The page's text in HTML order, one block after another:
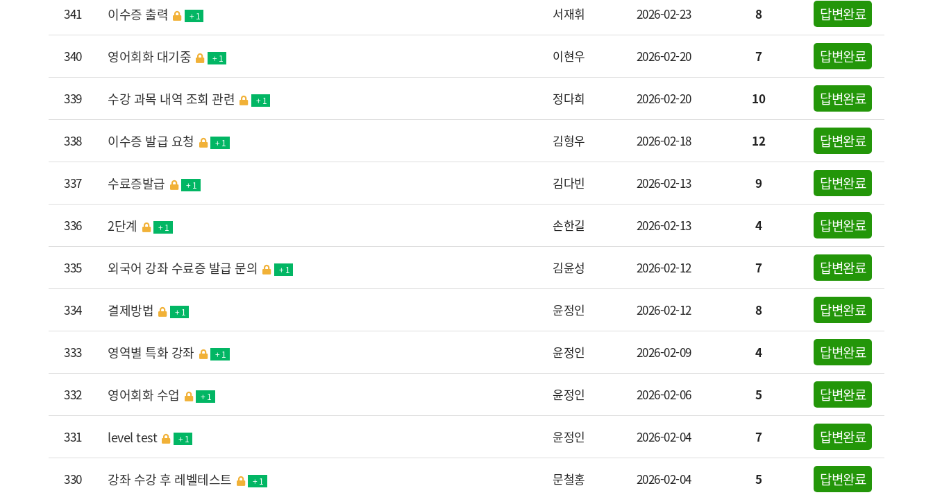
341 이수증 출력 + 1 서재휘 2026-02-23 8 답변완료
340 영어회화 대기중 + 1 이현우 2026-02-20 7 답변완료
339 수강 과목 내역 조회 관련 + 1 정다희 2026-02-20 10 답변완료
338 이수증 발급 요청 + 1 김형우 2026-02-18 12 답변완료
337 수료증발급 + 1 김다빈 2026-02-13 9 답변완료
336 2단계 + 1 손한길 2026-02-13 4 답변완료
335 외국어 강좌 수료증 발급 문의 + 1 김윤성 2026-02-12 7 답변완료
334 결제방법 + 1 윤정인 2026-02-12 8 답변완료
333 영역별 특화 강좌 + 1 윤정인 2026-02-09 4 답변완료
332 영어회화 수업 + 1 윤정인 2026-02-06 5 답변완료
331 level test + 1 윤정인 2026-02-04 7 답변완료
330 강좌 수강 후 레벨테스트 + 1 문철홍 2026-02-04 5 답변완료